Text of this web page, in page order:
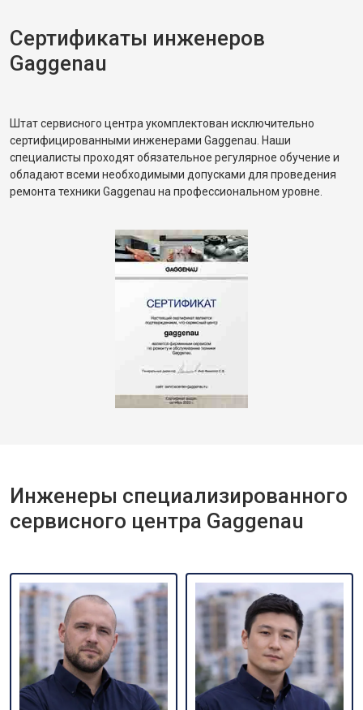
Сертификаты инженеров
Gaggenau
Штат сервисного центра укомплектован исключительно
сертифицированными инженерами Gaggenau. Наши
специалисты проходят обязательное регулярное обучение и
обладают всеми необходимыми допусками для проведения
ремонта техники Gaggenau на профессиональном уровне.
Инженеры специализированного
сервисного центра Gaggenau